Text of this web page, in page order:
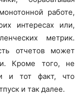
работе,
интересах или,
метрик.
отчетов может
Кроме того, не
и тот факт, что
и так далее.